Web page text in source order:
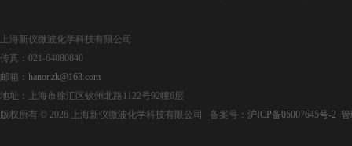
上海新仪微波化学科技有限公司
传真：021-64080840
邮箱： hanonzk@163.com
地址：上海市徐汇区钦州北路1122号92幢6层
版权所有 © 2026 上海新仪微波化学科技有限公司 备案号： 沪ICP备05007645号-2